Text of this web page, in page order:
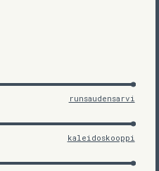
runsaudensarvi
kaleidoskooppi